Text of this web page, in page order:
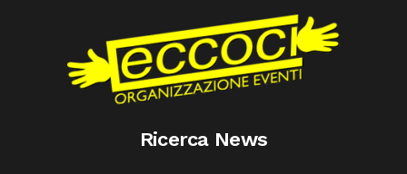
Ricerca News